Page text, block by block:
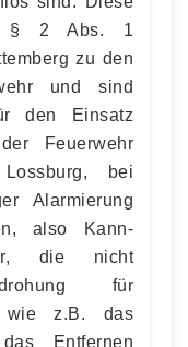
§ 2 Abs. 1
zu den
und sind
den Einsatz
Feuerwehr
bei
Alarmierung
also Kann-
die nicht
für
wie z.B. das
Entfernen